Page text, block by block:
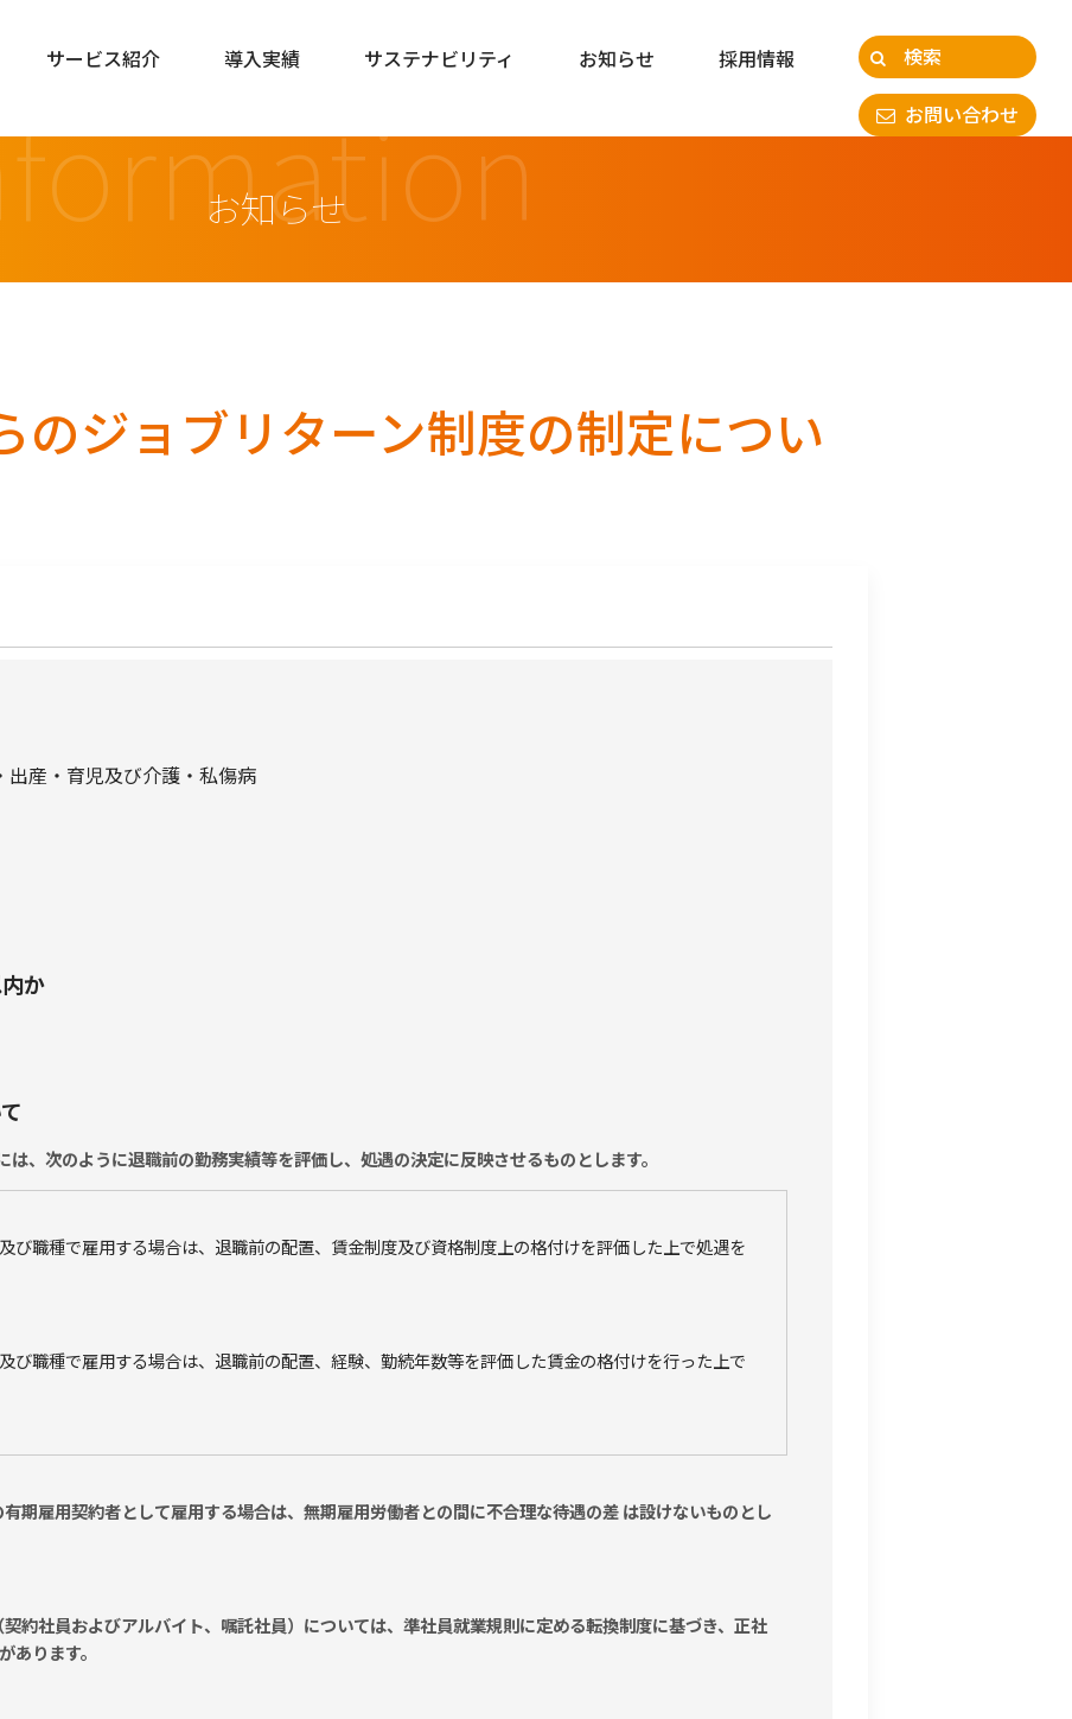
サービス紹介 導入実績 サステナビリティ お知らせ
採用情報
お問い合わせ
お知らせ
のジョブリターン制度の制定につい
産・育児及び介護・私傷病
か
、次のように退職前の勤務実績等を評価し、処遇の決定に反映させるものとします。
び職種で雇用する場合は、退職前の配置、賃金制度及び資格制度上の格付けを評価した上で処遇を
び職種で雇用する場合は、退職前の配置、経験、勤続年数等を評価した賃金の格付けを行った上で
期雇用契約者として雇用する場合は、無期雇用労働者との間に不合理な待遇の差 は設けないものとし
約社員およびアルバイト、嘱託社員）については、準社員就業規則に定める転換制度に基づき、正社
あります。